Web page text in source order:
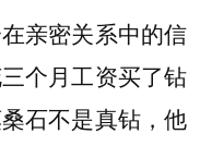
亲密关系中的信
个月工资买了钻
石不是真钻，他